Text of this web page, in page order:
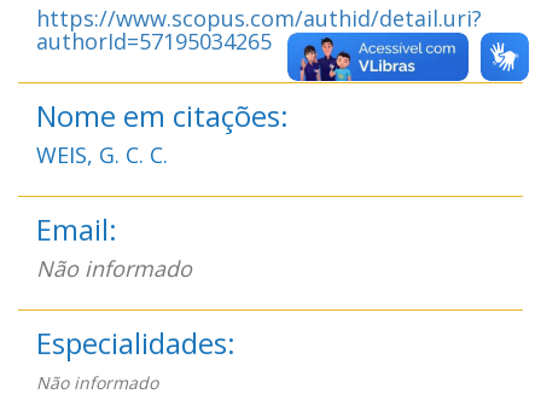
https://www.scopus.com/authid/detail.uri?
authorId=57195034265
Nome em citações:
WEIS, G. C. C.
Email:
Não informado
Especialidades:
Não informado